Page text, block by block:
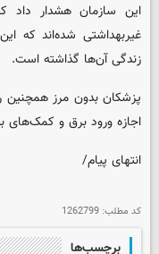
این سازمان هشدار داد
غیربهداشتی شده‌اند که
زندگی آن‌ها گذاشته است.
پزشکان بدون مرز
اجازه ورود برق و کمک‌های
انتهای پیام/
کد مطلب: 1262799
برچسب‌ها